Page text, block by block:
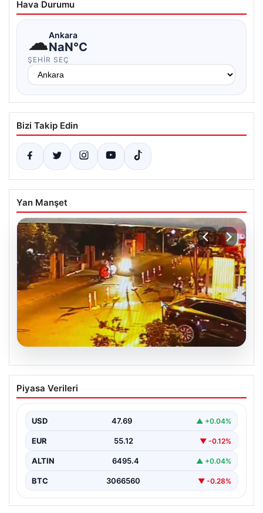
Hava Durumu
☁Ankara
NaN°C
ŞEHIR SEÇ
Bizi Takip Edin
Yan Manşet
05.08.2026
Nilda Müge’nin Ölümüne Yönelik Silahlı
Saldırının Kameralara Yansıyan
İstanbul’un Şişli ilçesinde yaşanan korkutucu olayda,
ilaçları…
Piyasa Verileri
USD 47.69 ▲ +0.04%
EUR 55.12 ▼ -0.12%
ALTIN 6495.4 ▲ +0.04%
BTC 3066560 ▼ -0.28%